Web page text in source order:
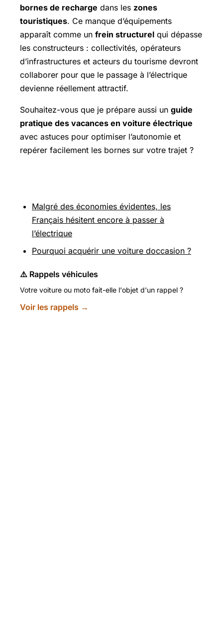
bornes de recharge dans les zones
touristiques. Ce manque d’équipements
apparaît comme un frein structurel qui dépasse
les constructeurs : collectivités, opérateurs
d’infrastructures et acteurs du tourisme devront
collaborer pour que le passage à l’électrique
devienne réellement attractif.
Souhaitez-vous que je prépare aussi un guide
pratique des vacances en voiture électrique
avec astuces pour optimiser l’autonomie et
repérer facilement les bornes sur votre trajet ?
Malgré des économies évidentes, les
Français hésitent encore à passer à
l’électrique
Pourquoi acquérir une voiture doccasion ?
⚠️ Rappels véhicules
Votre voiture ou moto fait-elle l'objet d'un rappel ?
Voir les rappels →